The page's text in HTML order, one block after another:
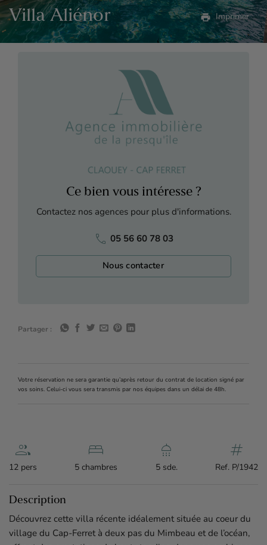
Villa Aliénor print Imprimer
group
12 pers
bed
5 chambres
shower
5 sde.
tag
Ref. P/1942
Description
Découvrez cette villa récente idéalement située au coeur du
village du Cap-Ferret à deux pas du Mimbeau et de l’océan,
Ce bien vous intéresse ?
Contactez nos agences pour plus d'informations.
phone 05 56 60 78 03
Nous contacter
Partager :
Votre réservation ne sera garantie qu’après retour du contrat de location signé par
vos soins. Celui-ci vous sera transmis par nos équipes dans un délai de 48h.